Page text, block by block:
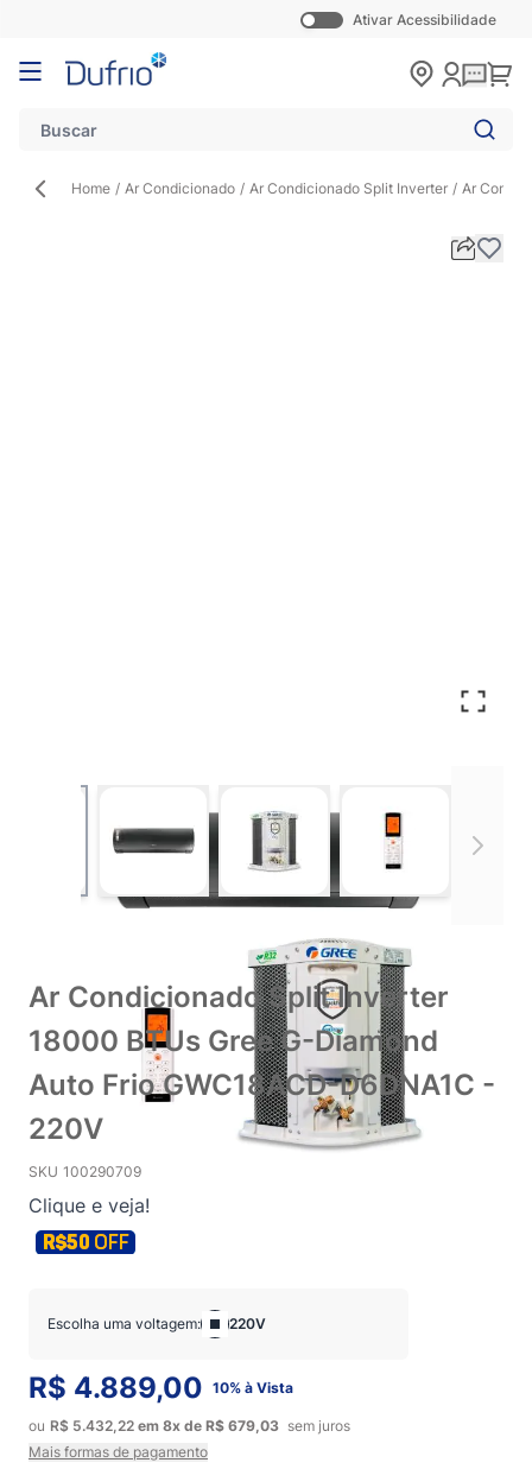
Ativar Acessibilidade
Pular para o conteúdo
Home / Ar Condicionado / Ar Condicionado Split Inverter / Ar
Ar Condicionado Split Inverter
18000 BTUs Gree G-Diamond
Auto Frio GWC18ACD-D6DNA1C -
220V
SKU 100290709
Clique e veja!
Escolha uma voltagem: 220V
R$ 4.889,00 10% à Vista
ou R$ 5.432,22 em 8x de R$ 679,03 sem juros
Mais formas de pagamento